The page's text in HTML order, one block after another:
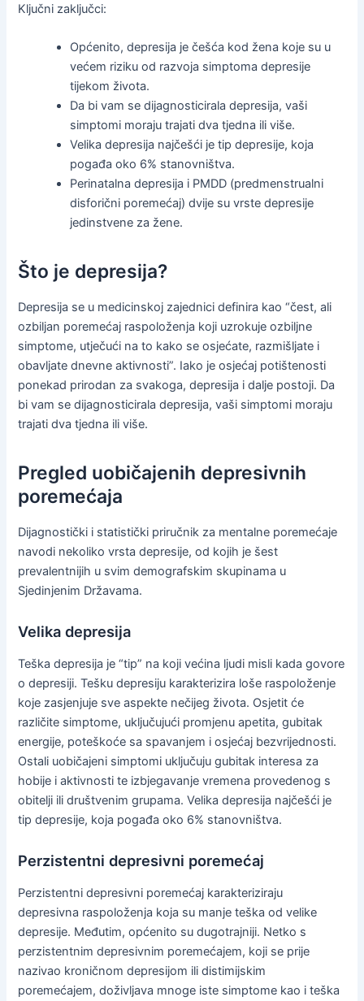
Ključni zaključci:
Općenito, depresija je češća kod žena koje su u
većem riziku od razvoja simptoma depresije
tijekom života.
Da bi vam se dijagnosticirala depresija, vaši
simptomi moraju trajati dva tjedna ili više.
Velika depresija najčešći je tip depresije, koja
pogađa oko 6% stanovništva.
Perinatalna depresija i PMDD (predmenstrualni
disforični poremećaj) dvije su vrste depresije
jedinstvene za žene.
Što je depresija?
Depresija se u medicinskoj zajednici definira kao “čest, ali
ozbiljan poremećaj raspoloženja koji uzrokuje ozbiljne
simptome, utječući na to kako se osjećate, razmišljate i
obavljate dnevne aktivnosti”. Iako je osjećaj potištenosti
ponekad prirodan za svakoga, depresija i dalje postoji. Da
bi vam se dijagnosticirala depresija, vaši simptomi moraju
trajati dva tjedna ili više.
Pregled uobičajenih depresivnih
poremećaja
Dijagnostički i statistički priručnik za mentalne poremećaje
navodi nekoliko vrsta depresije, od kojih je šest
prevalentnijih u svim demografskim skupinama u
Sjedinjenim Državama.
Velika depresija
Teška depresija je “tip” na koji većina ljudi misli kada govore
o depresiji. Tešku depresiju karakterizira loše raspoloženje
koje zasjenjuje sve aspekte nečijeg života. Osjetit će
različite simptome, uključujući promjenu apetita, gubitak
energije, poteškoće sa spavanjem i osjećaj bezvrijednosti.
Ostali uobičajeni simptomi uključuju gubitak interesa za
hobije i aktivnosti te izbjegavanje vremena provedenog s
obitelji ili društvenim grupama. Velika depresija najčešći je
tip depresije, koja pogađa oko 6% stanovništva.
Perzistentni depresivni poremećaj
Perzistentni depresivni poremećaj karakteriziraju
depresivna raspoloženja koja su manje teška od velike
depresije. Međutim, općenito su dugotrajniji. Netko s
perzistentnim depresivnim poremećajem, koji se prije
nazivao kroničnom depresijom ili distimijskim
poremećajem, doživljava mnoge iste simptome kao i teška